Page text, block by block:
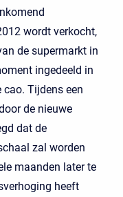
wordt verkocht,
de supermarkt in
ingedeeld in
Tijdens een
de nieuwe
dat de
zal worden
maanden later te
heeft